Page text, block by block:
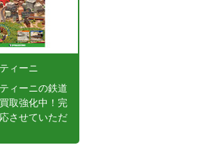
ィーニ
ィーニの鉄道
取強化中！完
させていただ